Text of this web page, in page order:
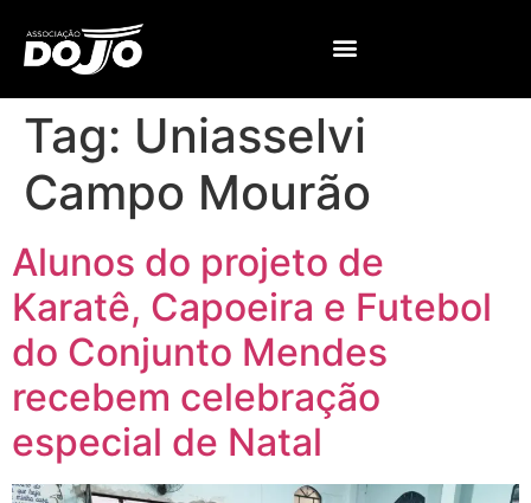
Tag: Uniasselvi
Campo Mourão
Alunos do projeto de
Karatê, Capoeira e Futebol
do Conjunto Mendes
recebem celebração
especial de Natal